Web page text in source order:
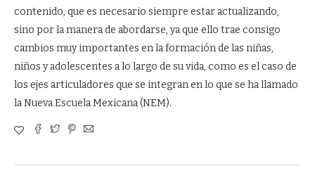
contenido, que es necesario siempre estar actualizando,
sino por la manera de abordarse, ya que ello trae consigo
cambios muy importantes en la formación de las niñas,
niños y adolescentes a lo largo de su vida, como es el caso de
los ejes articuladores que se integran en lo que se ha llamado
la Nueva Escuela Mexicana (NEM).